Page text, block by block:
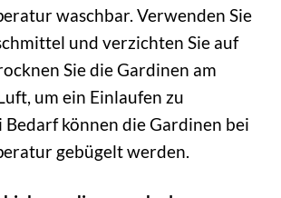
waschbar. Verwenden Sie
und verzichten Sie auf
Sie die Gardinen am
um ein Einlaufen zu
Bedarf können die Gardinen bei
gebügelt werden.